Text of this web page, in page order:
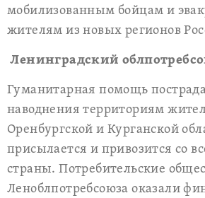
мобилизованным бойцам и
жителям из новых регионов
Ленинградский
Гуманитарная помощь
наводнения территориям
Оренбургской и Курганской
присылается и привозится со
страны. Потребительские
Леноблпотребсоюза оказали